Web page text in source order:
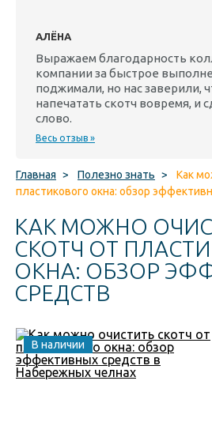
АЛЁНА
Выражаем благодарность
компании за быстрое
поджимали, но нас заверили,
напечатать скотч вовремя, и
слово.
Весь отзыв »
Главная > Полезно знать >
Как
пластикового окна: обзор
КАК МОЖНО
СКОТЧ ОТ
ОКНА: ОБЗОР
СРЕДСТВ
В наличии